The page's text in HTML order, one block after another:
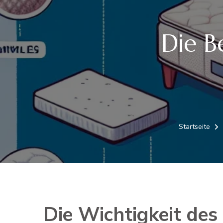
Die
Startseite
Die Wichtigkeit